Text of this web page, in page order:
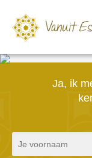
Ja, ik